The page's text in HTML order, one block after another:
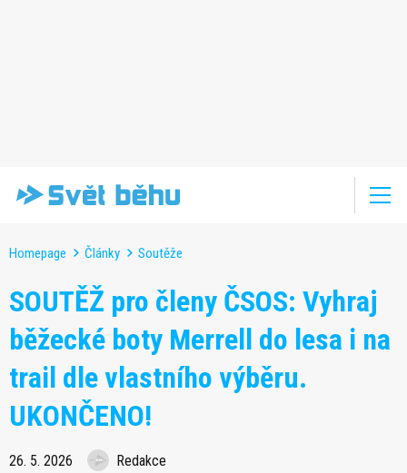
Homepage Články Soutěže
SOUTĚŽ pro členy ČSOS: Vyhraj
běžecké boty Merrell do lesa i na
trail dle vlastního výběru.
UKONČENO!
26. 5. 2026 Redakce